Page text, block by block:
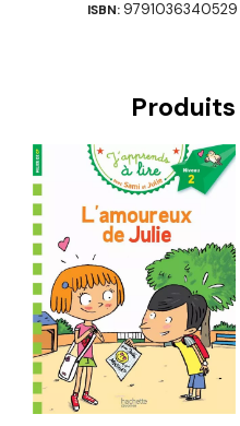
ISBN: 9791036340529